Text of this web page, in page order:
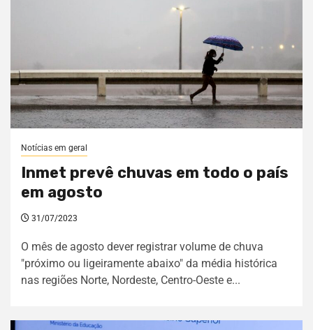
Notícias em geral
Inmet prevê chuvas em todo o país
em agosto
31/07/2023
O mês de agosto dever registrar volume de chuva
"próximo ou ligeiramente abaixo" da média histórica
nas regiões Norte, Nordeste, Centro-Oeste e...